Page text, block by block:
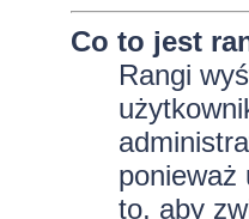
Co to jest
Rangi
ponieważ
to, aby